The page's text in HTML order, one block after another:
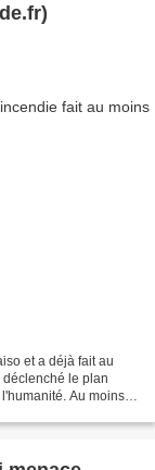
et a déjà fait au
le plan
Au moins 3